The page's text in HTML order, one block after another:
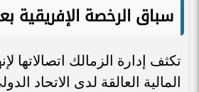
سباق الرخصة الإفريقية
تكثف إدارة الزمالك اتصالاتها
المالية العالقة لدى الاتحاد